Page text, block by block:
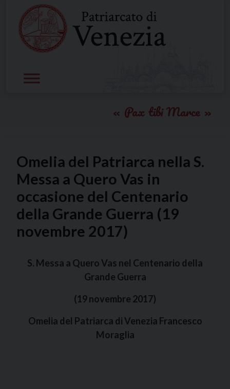
content
Pax tibi Marce
Omelia del Patriarca nella S.
Messa a Quero Vas in
occasione del Centenario
della Grande Guerra (19
novembre 2017)
S. Messa a Quero Vas nel Centenario della
Grande Guerra
(19 novembre 2017)
Omelia del Patriarca di Venezia Francesco
Moraglia